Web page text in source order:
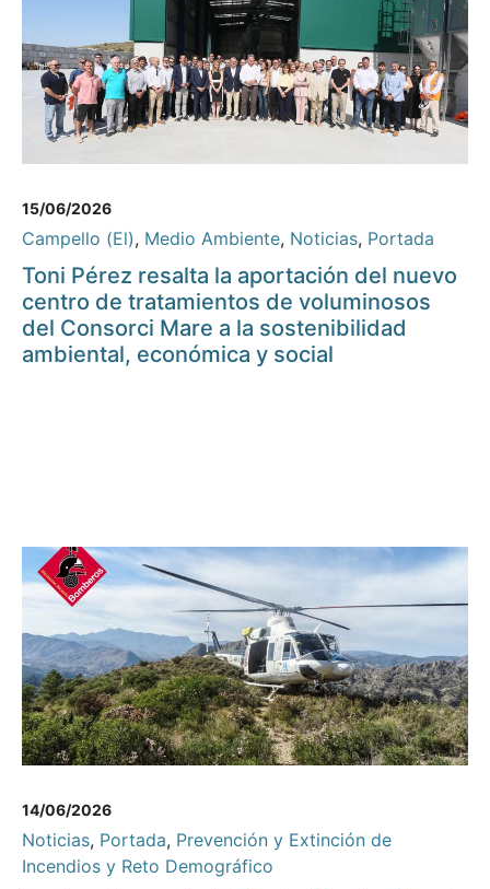
15/06/2026
Campello (El), Medio Ambiente, Noticias, Portada
Toni Pérez resalta la aportación del nuevo
centro de tratamientos de voluminosos
del Consorci Mare a la sostenibilidad
ambiental, económica y social
14/06/2026
Noticias, Portada, Prevención y Extinción de
Incendios y Reto Demográfico